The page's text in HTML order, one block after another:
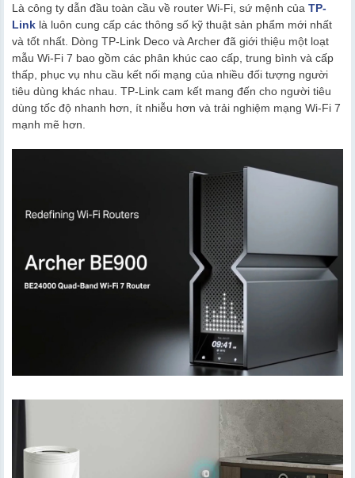
Là công ty dẫn đầu toàn cầu về router Wi-Fi, sứ mệnh của TP-
Link là luôn cung cấp các thông số kỹ thuật sản phẩm mới nhất
và tốt nhất. Dòng TP-Link Deco và Archer đã giới thiệu một loạt
mẫu Wi-Fi 7 bao gồm các phân khúc cao cấp, trung bình và cấp
thấp, phục vụ nhu cầu kết nối mạng của nhiều đối tượng người
tiêu dùng khác nhau. TP-Link cam kết mang đến cho người tiêu
dùng tốc độ nhanh hơn, ít nhiễu hơn và trải nghiệm mạng Wi-Fi 7
mạnh mẽ hơn.